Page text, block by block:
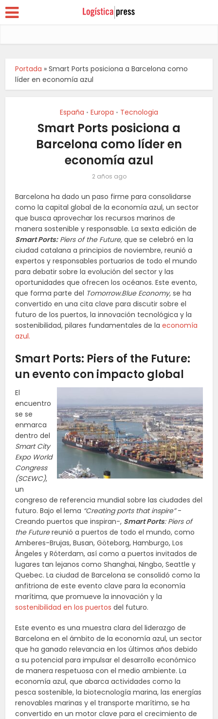
Portada »Smart Ports posiciona a Barcelona como
líder en economía azul
España • Europa • Tecnologia
Smart Ports posiciona a
Barcelona como líder en
economía azul
2 años ago
Barcelona ha dado un paso firme para consolidarse
como la capital global de la economía azul, un sector
que busca aprovechar los recursos marinos de
manera sostenible y responsable. La sexta edición de
Smart Ports:Piers of the Future, que se celebró en la
ciudad catalana a principios de noviembre, reunió a
expertos y responsables portuarios de todo el mundo
para debatir sobre la evolución del sector y las
oportunidades que ofrecen los océanos. Este evento,
que forma parte del Tomorrow.Blue Economy, se ha
convertido en una cita clave para discutir sobre el
futuro de los puertos, la innovación tecnológica y la
sostenibilidad, pilares fundamentales de laeconomía
azul.
Smart Ports: Piers of the Future:
un evento con impacto global
El
encuentro
se se
enmarca
dentro del
Smart City
Expo World
Congress
(SCEWC),
un
congreso de referencia mundial sobre las ciudades del
futuro. Bajo el lema “Creating ports that inspire”-
Creando puertos que inspiran-, Smart Ports: Piers of
the Futurereunió a puertos de todo el mundo, como
Amberes-Brujas, Busan, Göteborg, Hamburgo, Los
Ángeles y Róterdam, así como a puertos invitados de
lugares tan lejanos como Shanghai, Ningbo, Seattle y
Quebec. La ciudad de Barcelona se consolidó como la
anfitriona de este evento clave para la economía
marítima, que promueve la innovación y la
sostenibilidad en los puertos del futuro.
Este evento es una muestra clara del liderazgo de
Barcelona en el ámbito de la economía azul, un sector
que ha ganado relevancia en los últimos años debido
a su potencial para impulsar el desarrollo económico
de manera respetuosa con el medio ambiente. La
economía azul, que abarca actividades como la
pesca sostenible, la biotecnología marina, las energías
renovables marinas y el transporte marítimo, se ha
convertido en un motor clave para el crecimiento de